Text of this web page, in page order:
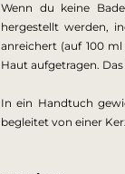
Wenn du keine
hergestellt werden,
anreichert (auf 100
Haut aufgetragen.
In ein Handtuch
begleitet von einer